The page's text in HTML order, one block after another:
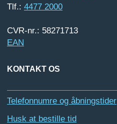
Tlf.: 4477 2000
CVR-nr.: 58271713
EAN
KONTAKT OS
Telefonnumre og åbningstider
Husk at bestille tid